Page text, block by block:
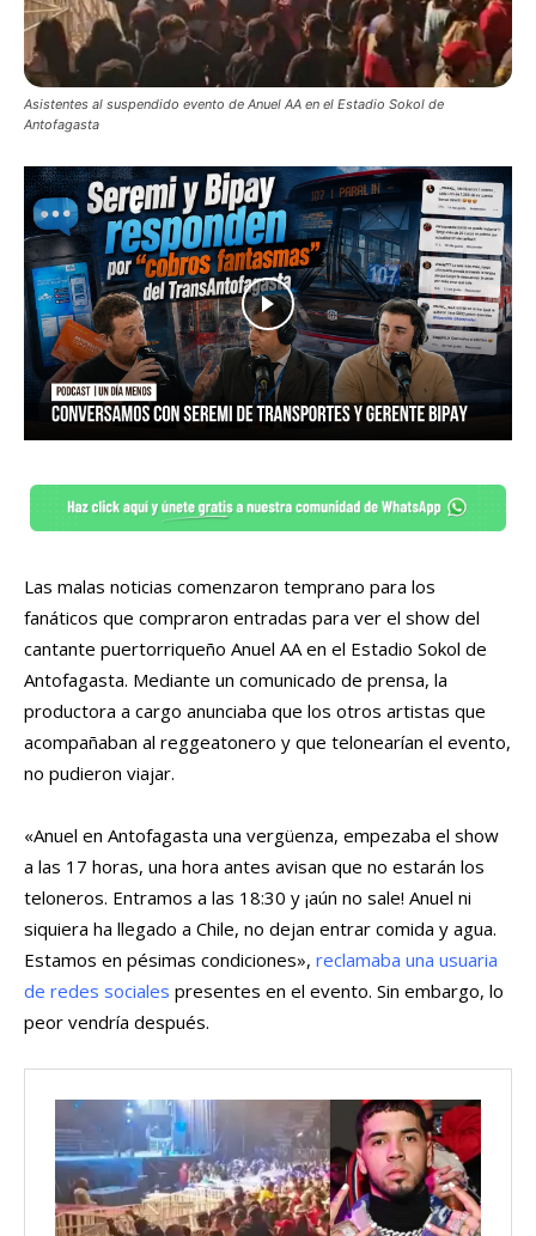
Asistentes al suspendido evento de Anuel AA en el Estadio Sokol de
Antofagasta
Las malas noticias comenzaron temprano para los
fanáticos que compraron entradas para ver el show del
cantante puertorriqueño Anuel AA en el Estadio Sokol de
Antofagasta. Mediante un comunicado de prensa, la
productora a cargo anunciaba que los otros artistas que
acompañaban al reggeatonero y que telonearían el evento,
no pudieron viajar.
«Anuel en Antofagasta una vergüenza, empezaba el show
a las 17 horas, una hora antes avisan que no estarán los
teloneros. Entramos a las 18:30 y ¡aún no sale! Anuel ni
siquiera ha llegado a Chile, no dejan entrar comida y agua.
Estamos en pésimas condiciones», reclamaba una usuaria
de redes sociales presentes en el evento. Sin embargo, lo
peor vendría después.